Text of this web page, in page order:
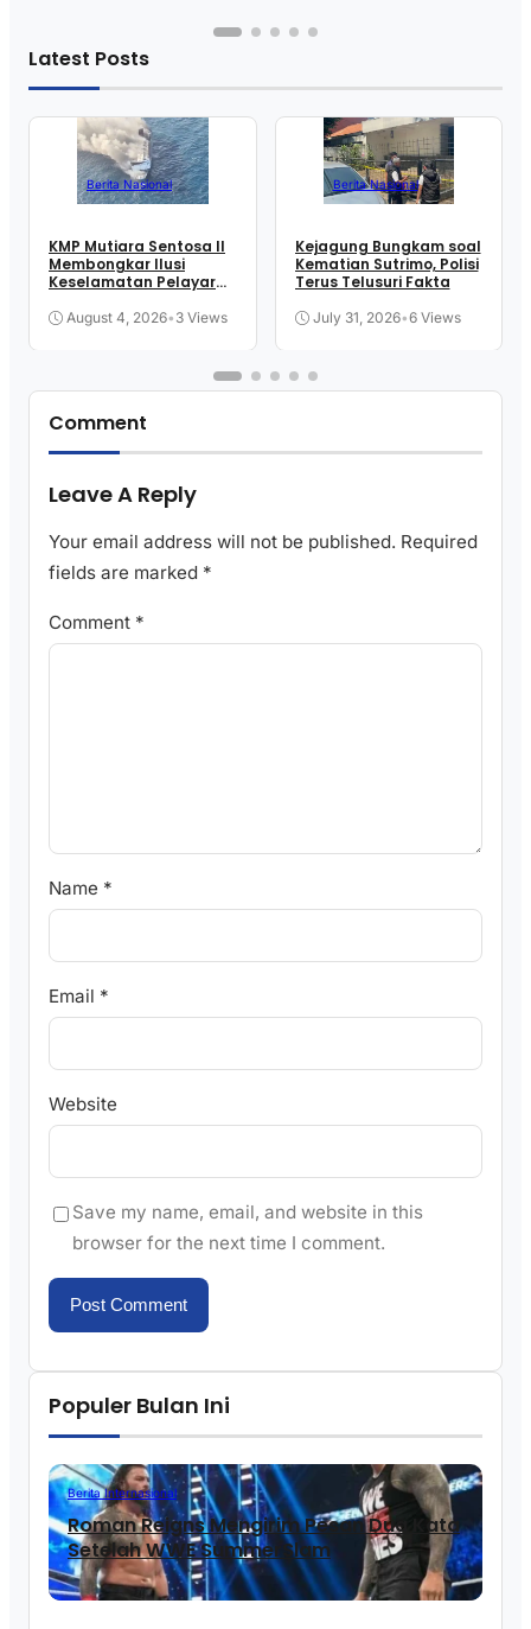
Latest Posts
Berita Nasional
KMP Mutiara Sentosa II
Membongkar Ilusi
Keselamatan Pelayaran
August 4, 2026• 3 Views
Berita Nasional
Kejagung Bungkam soal
Kematian Sutrimo, Polisi
Terus Telusuri Fakta
July 31, 2026•6 Views
Comment
Leave A Reply
Your email address will not be published. Required
fields are marked *
Comment *
Name *
Email *
Website
Save my name, email, and website in this
browser for the next time I comment.
Populer Bulan Ini
Berita Internasional
Roman Reigns Mengirim Pesan Dua Kata
Setelah WWE SummerSlam